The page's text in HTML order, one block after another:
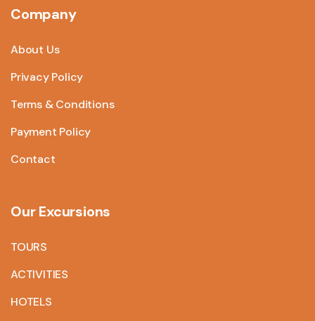
Company
About Us
Privacy Policy
Terms & Conditions
Payment Policy
Contact
Our Excursions
TOURS
ACTIVITIES
HOTELS